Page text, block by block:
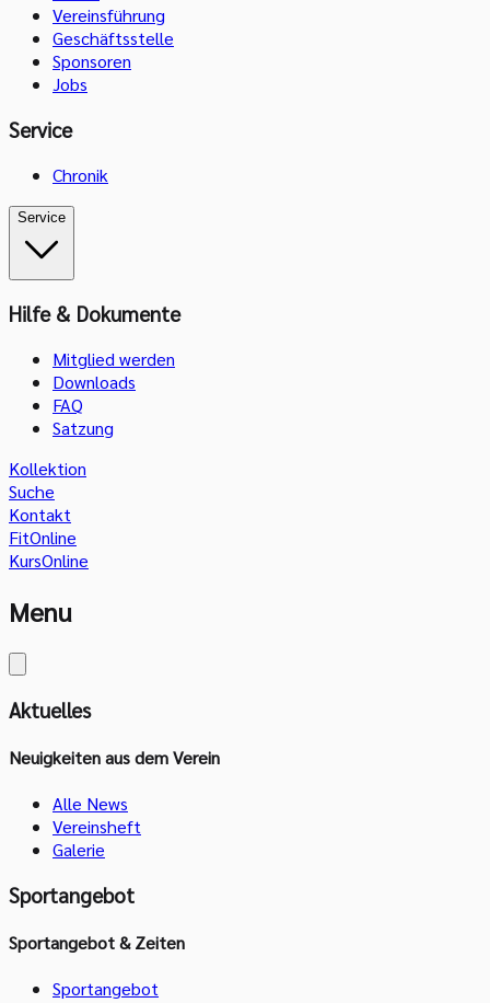
Vereinsführung
Geschäftsstelle
Sponsoren
Jobs
Service
Chronik
Service
Hilfe & Dokumente
Mitglied werden
Downloads
FAQ
Satzung
Kollektion
Suche
Kontakt
FitOnline
KursOnline
Menu
Aktuelles
Neuigkeiten aus dem Verein
Alle News
Vereinsheft
Galerie
Sportangebot
Sportangebot & Zeiten
Sportangebot